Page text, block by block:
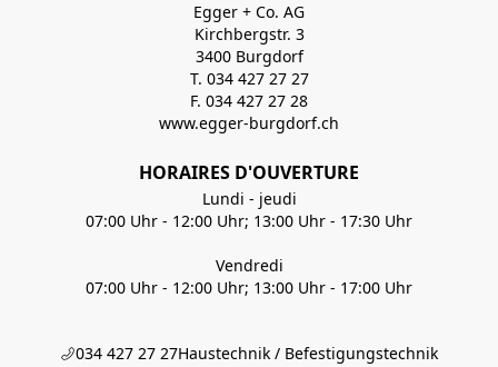
Egger + Co. AG
Kirchbergstr. 3
3400 Burgdorf
T. 034 427 27 27
F. 034 427 27 28
www.egger-burgdorf.ch
HORAIRES D'OUVERTURE
Lundi - jeudi
07:00 Uhr - 12:00 Uhr; 13:00 Uhr - 17:30 Uhr
Vendredi
07:00 Uhr - 12:00 Uhr; 13:00 Uhr - 17:00 Uhr
034 427 27 27Haustechnik / Befestigungstechnik